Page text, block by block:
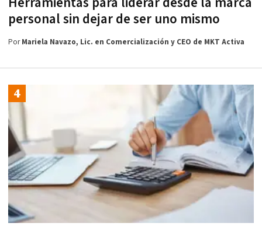
personal sin dejar de ser uno mismo
PorMariela Navazo, Lic. en Comercialización y CEO de MKT Activa